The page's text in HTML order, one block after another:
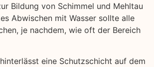
Bildung von Schimmel und Mehltau
Abwischen mit Wasser sollte alle
je nachdem, wie oft der Bereich
eine Schutzschicht auf dem